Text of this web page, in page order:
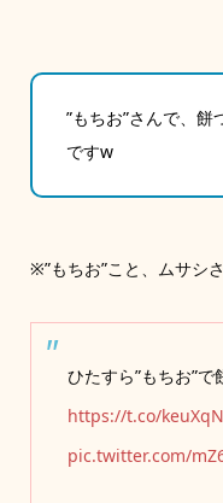
”もちお”さんで、餅
ですw
※”もちお”こと、ムサシ
ひたすら”もちお”
https://t.co/
pic.twitter.com/